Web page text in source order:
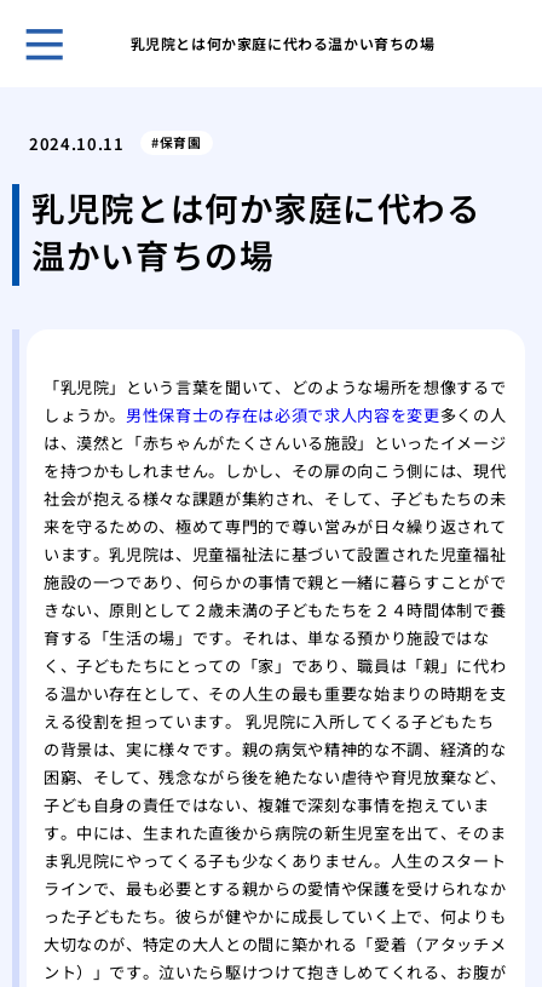
乳児院とは何か家庭に代わる温かい育ちの場
く
と
発
稚
長
2024.10.11 保育園
乳児院とは何か家庭に代わる
温かい育ちの場
「乳児院」という言葉を聞いて、どのような場所を想像するで
しょうか。 男性保育士の存在は必須で求人内容を変更多くの人
は、漠然と「赤ちゃんがたくさんいる施設」といったイメージ
を持つかもしれません。しかし、その扉の向こう側には、現代
社会が抱える様々な課題が集約され、そして、子どもたちの未
来を守るための、極めて専門的で尊い営みが日々繰り返されて
います。乳児院は、児童福祉法に基づいて設置された児童福祉
施設の一つであり、何らかの事情で親と一緒に暮らすことがで
きない、原則として２歳未満の子どもたちを２４時間体制で養
育する「生活の場」です。それは、単なる預かり施設ではな
く、子どもたちにとっての「家」であり、職員は「親」に代わ
る温かい存在として、その人生の最も重要な始まりの時期を支
える役割を担っています。 乳児院に入所してくる子どもたち
の背景は、実に様々です。親の病気や精神的な不調、経済的な
困窮、そして、残念ながら後を絶たない虐待や育児放棄など、
子ども自身の責任ではない、複雑で深刻な事情を抱えていま
す。中には、生まれた直後から病院の新生児室を出て、そのま
ま乳児院にやってくる子も少なくありません。人生のスタート
ラインで、最も必要とする親からの愛情や保護を受けられなか
った子どもたち。彼らが健やかに成長していく上で、何よりも
大切なのが、特定の大人との間に築かれる「愛着（アタッチメ
ント）」です。泣いたら駆けつけて抱きしめてくれる、お腹が